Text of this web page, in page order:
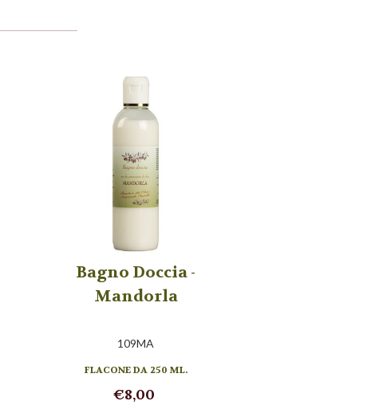
Bagno Doccia -
Mandorla
109MA
FLACONE DA 250 ML.
€8,00